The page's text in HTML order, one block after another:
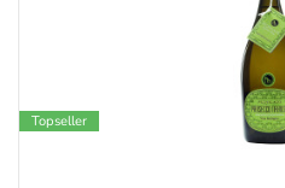
Topseller